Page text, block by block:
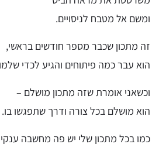
ומשם אל מטבח לניסויים.
זה מתכון שכבר מספר חודשים בראשי,
הוא עבר כמה פיתוחים והגיע לכדי
וכשאני אומרת שזה מתכון מושלם –
הוא מושלם בכל צורה ודרך שתפגשו בו.
כמו בכל מתכון שלי יש פה מחשבה